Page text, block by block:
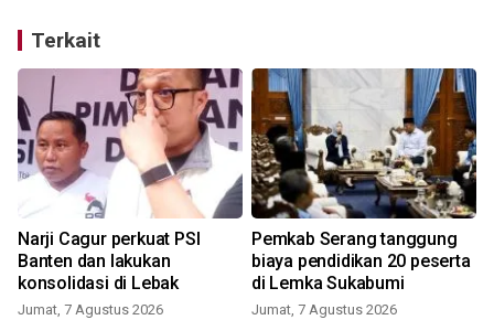
Terkait
Narji Cagur perkuat PSI
Banten dan lakukan
konsolidasi di Lebak
Jumat, 7 Agustus 2026
Pemkab Serang tanggung
biaya pendidikan 20 peserta
di Lemka Sukabumi
Jumat, 7 Agustus 2026